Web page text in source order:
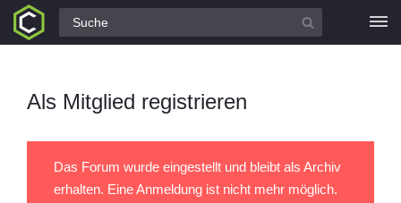
Alle Fragen
Als Mitglied registrieren
Das Forum wurde eingestellt und bleibt als Archiv
erhalten. Eine Anmeldung ist nicht mehr möglich.